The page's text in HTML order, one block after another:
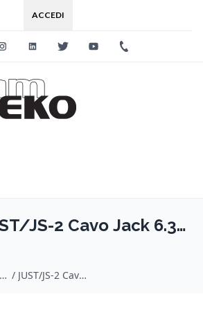
ACCEDI
InstagramLinkedinTwitter Youtube
JS-2 Cavo Jack 6.3
cavi assemblati per strumenti musicali / Quik Lok / JUST/JS-2 Cavo Jack 6.3 TRS Stereo / Jack 6.3 TRS Stereo 2 mt